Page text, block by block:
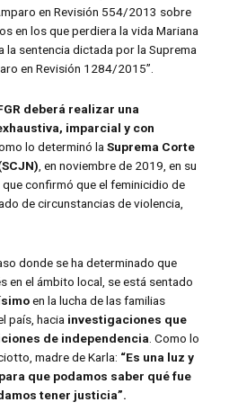
en Revisión 554/2013 sobre
en los que perdiera la vida Mariana
la sentencia dictada por la Suprema
en Revisión 1284/2015”.
deberá realizar una
imparcial y con
lo determinó la Suprema Corte
, en noviembre de 2019, en su
confirmó que el feminicidio de
de circunstancias de violencia,
donde se ha determinado que
en el ámbito local, se está sentado
en la lucha de las familias
país, hacia investigaciones que
de independencia . Como lo
madre de Karla: “Es una luz y
que podamos saber qué fue
tener justicia”.